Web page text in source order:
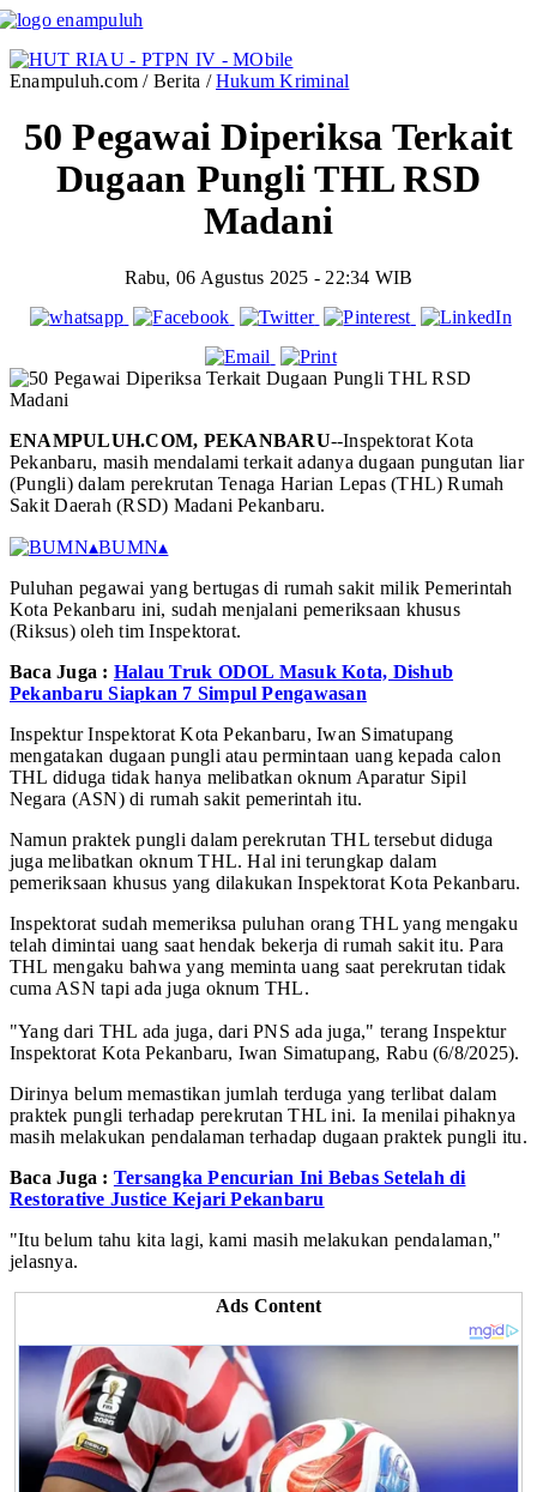
Enampuluh.com / Berita /Hukum Kriminal
50 Pegawai Diperiksa Terkait
Dugaan Pungli THL RSD
Madani
Rabu, 06 Agustus 2025 - 22:34 WIB
ENAMPULUH.COM, PEKANBARU--Inspektorat Kota
Pekanbaru, masih mendalami terkait adanya dugaan pungutan liar
(Pungli) dalam perekrutan Tenaga Harian Lepas (THL) Rumah
Sakit Daerah (RSD) Madani Pekanbaru.
▴BUMN▴
Puluhan pegawai yang bertugas di rumah sakit milik Pemerintah
Kota Pekanbaru ini, sudah menjalani pemeriksaan khusus
(Riksus) oleh tim Inspektorat.
Baca Juga : Halau Truk ODOL Masuk Kota, Dishub
Pekanbaru Siapkan 7 Simpul Pengawasan
Inspektur Inspektorat Kota Pekanbaru, Iwan Simatupang
mengatakan dugaan pungli atau permintaan uang kepada calon
THL diduga tidak hanya melibatkan oknum Aparatur Sipil
Negara (ASN) di rumah sakit pemerintah itu.
Namun praktek pungli dalam perekrutan THL tersebut diduga
juga melibatkan oknum THL. Hal ini terungkap dalam
pemeriksaan khusus yang dilakukan Inspektorat Kota Pekanbaru.
Inspektorat sudah memeriksa puluhan orang THL yang mengaku
telah dimintai uang saat hendak bekerja di rumah sakit itu. Para
THL mengaku bahwa yang meminta uang saat perekrutan tidak
cuma ASN tapi ada juga oknum THL.
"Yang dari THL ada juga, dari PNS ada juga," terang Inspektur
Inspektorat Kota Pekanbaru, Iwan Simatupang, Rabu (6/8/2025).
Dirinya belum memastikan jumlah terduga yang terlibat dalam
praktek pungli terhadap perekrutan THL ini. Ia menilai pihaknya
masih melakukan pendalaman terhadap dugaan praktek pungli itu.
Baca Juga : Tersangka Pencurian Ini Bebas Setelah di
Restorative Justice Kejari Pekanbaru
"Itu belum tahu kita lagi, kami masih melakukan pendalaman,"
jelasnya.
Ads Content